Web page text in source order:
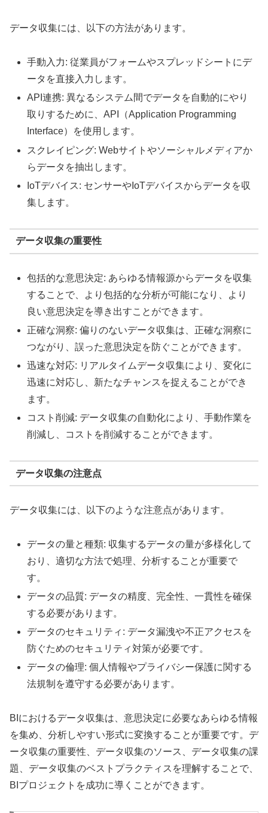
データ収集には、以下の方法があります。
手動入力: 従業員がフォームやスプレッドシートにデ
ータを直接入力します。
API連携: 異なるシステム間でデータを自動的にやり
取りするために、API（Application Programming
Interface）を使用します。
スクレイピング: Webサイトやソーシャルメディアか
らデータを抽出します。
IoTデバイス: センサーやIoTデバイスからデータを収
集します。
データ収集の重要性
包括的な意思決定: あらゆる情報源からデータを収集
することで、より包括的な分析が可能になり、より
良い意思決定を導き出すことができます。
正確な洞察: 偏りのないデータ収集は、正確な洞察に
つながり、誤った意思決定を防ぐことができます。
迅速な対応: リアルタイムデータ収集により、変化に
迅速に対応し、新たなチャンスを捉えることができ
ます。
コスト削減: データ収集の自動化により、手動作業を
削減し、コストを削減することができます。
データ収集の注意点
データ収集には、以下のような注意点があります。
データの量と種類: 収集するデータの量が多様化して
おり、適切な方法で処理、分析することが重要で
す。
データの品質: データの精度、完全性、一貫性を確保
する必要があります。
データのセキュリティ: データ漏洩や不正アクセスを
防ぐためのセキュリティ対策が必要です。
データの倫理: 個人情報やプライバシー保護に関する
法規制を遵守する必要があります。
BIにおけるデータ収集は、意思決定に必要なあらゆる情報
を集め、分析しやすい形式に変換することが重要です。デ
ータ収集の重要性、データ収集のソース、データ収集の課
題、データ収集のベストプラクティスを理解することで、
BIプロジェクトを成功に導くことができます。